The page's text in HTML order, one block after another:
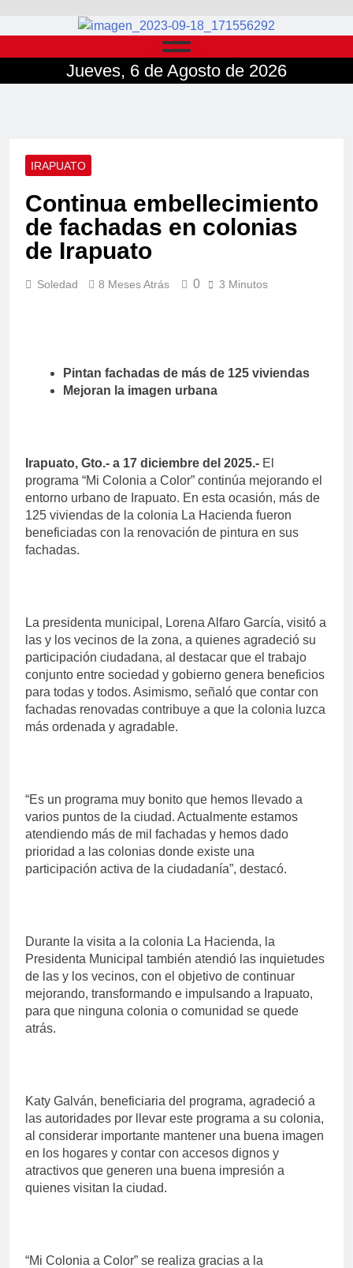
Jueves, 6 de Agosto de 2026
IRAPUATO
Continua embellecimiento
de fachadas en colonias
de Irapuato
Soledad 8 Meses Atrás 0 3 Minutos
Pintan fachadas de más de 125 viviendas
Mejoran la imagen urbana
Irapuato, Gto.- a 17 diciembre del 2025.- El
programa “Mi Colonia a Color” continúa mejorando el
entorno urbano de Irapuato. En esta ocasión, más de
125 viviendas de la colonia La Hacienda fueron
beneficiadas con la renovación de pintura en sus
fachadas.
La presidenta municipal, Lorena Alfaro García, visitó a
las y los vecinos de la zona, a quienes agradeció su
participación ciudadana, al destacar que el trabajo
conjunto entre sociedad y gobierno genera beneficios
para todas y todos. Asimismo, señaló que contar con
fachadas renovadas contribuye a que la colonia luzca
más ordenada y agradable.
“Es un programa muy bonito que hemos llevado a
varios puntos de la ciudad. Actualmente estamos
atendiendo más de mil fachadas y hemos dado
prioridad a las colonias donde existe una
participación activa de la ciudadanía”, destacó.
Durante la visita a la colonia La Hacienda, la
Presidenta Municipal también atendió las inquietudes
de las y los vecinos, con el objetivo de continuar
mejorando, transformando e impulsando a Irapuato,
para que ninguna colonia o comunidad se quede
atrás.
Katy Galván, beneficiaria del programa, agradeció a
las autoridades por llevar este programa a su colonia,
al considerar importante mantener una buena imagen
en los hogares y contar con accesos dignos y
atractivos que generen una buena impresión a
quienes visitan la ciudad.
“Mi Colonia a Color” se realiza gracias a la